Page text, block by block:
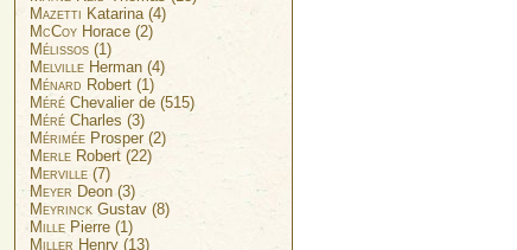
Mazetti Katarina (4)
McCoy Horace (2)
Mélissos (1)
Melville Herman (4)
Ménard Robert (1)
Méré Chevalier de (515)
Méré Charles (3)
Mérimée Prosper (2)
Merle Robert (22)
Merville (7)
Meyer Deon (3)
Meyrinck Gustav (8)
Mille Pierre (1)
Miller Henry (13)